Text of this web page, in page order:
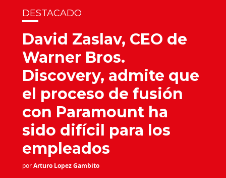
DESTACADO
David Zaslav, CEO de
Warner Bros.
Discovery, admite que
el proceso de fusión
con Paramount ha
sido difícil para los
empleados
porArturo Lopez Gambito